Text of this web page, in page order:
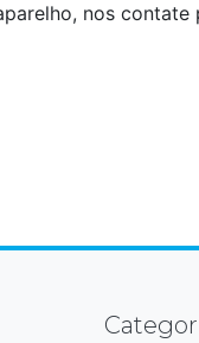
nos contate